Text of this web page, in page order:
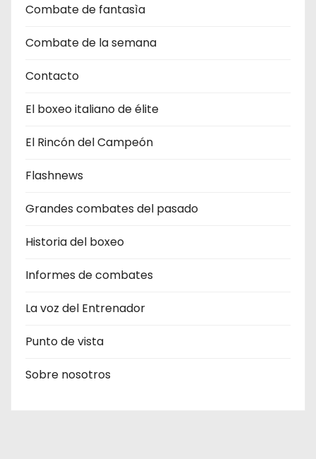
Combate de fantasìa
Combate de la semana
Contacto
El boxeo italiano de élite
El Rincón del Campeón
Flashnews
Grandes combates del pasado
Historia del boxeo
Informes de combates
La voz del Entrenador
Punto de vista
Sobre nosotros